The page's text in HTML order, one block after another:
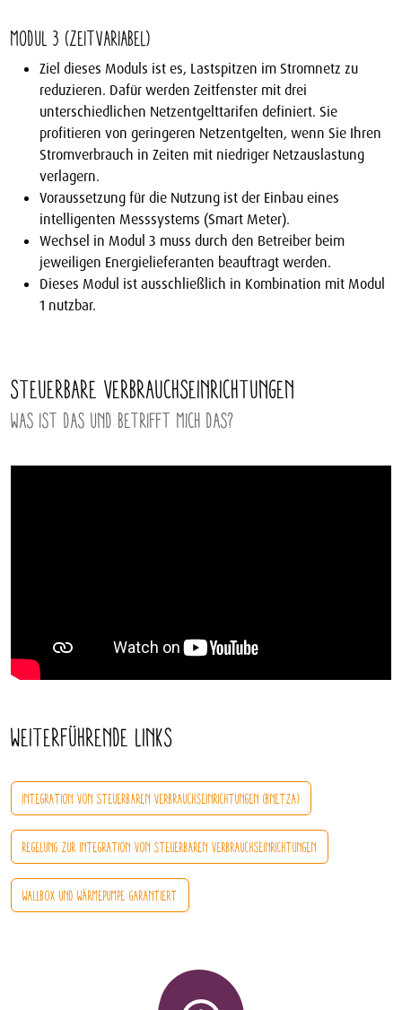
Modul 3 (zeitvariabel)
Ziel dieses Moduls ist es, Lastspitzen im Stromnetz zu
reduzieren. Dafür werden Zeitfenster mit drei
unterschiedlichen Netzentgelttarifen definiert. Sie
profitieren von geringeren Netzentgelten, wenn Sie Ihren
Stromverbrauch in Zeiten mit niedriger Netzauslastung
verlagern.
Voraussetzung für die Nutzung ist der Einbau eines
intelligenten Messsystems (Smart Meter).
Wechsel in Modul 3 muss durch den Betreiber beim
jeweiligen Energielieferanten beauftragt werden.
Dieses Modul ist ausschließlich in Kombination mit Modul
1 nutzbar.
Steuerbare Verbrauchseinrichtungen
Was ist das und betrifft mich das?
Weiterführende Links
INTEGRATION VON STEUERBAREN VERBRAUCHSEINRICHTUNGEN (BNETZA)
REGELUNG ZUR INTEGRATION VON STEUERBAREN VERBRAUCHSEINRICHTUNGEN
WALLBOX UND WÄRMEPUMPE GARANTIERT